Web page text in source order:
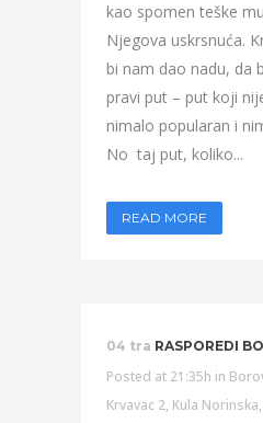
kao spomen teške
Njegova uskrsnuća.
bi nam dao nadu, da
pravi put – put koji
nimalo popularan i
No taj put, koliko...
READ MORE
04 tra RASPOREDI
Posted at 21:35h in
Krvavac 2, Kula Norinska,